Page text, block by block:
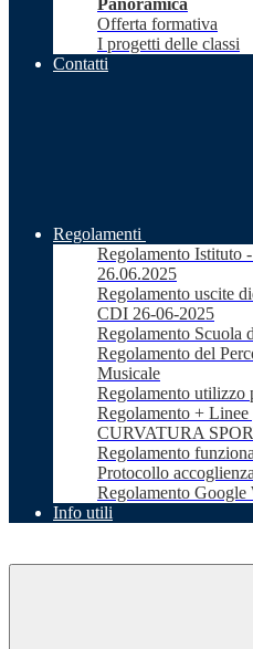
Panoramica
Offerta formativa
I progetti delle classi
Contatti
Regolamenti
Regolamento Istituto
26.06.2025
Regolamento uscite
CDI 26-06-2025
Regolamento Scuola
Regolamento del
Musicale
Regolamento utilizzo
Regolamento +
CURVATURA
Regolamento
Protocollo
Regolamento Google
Info utili